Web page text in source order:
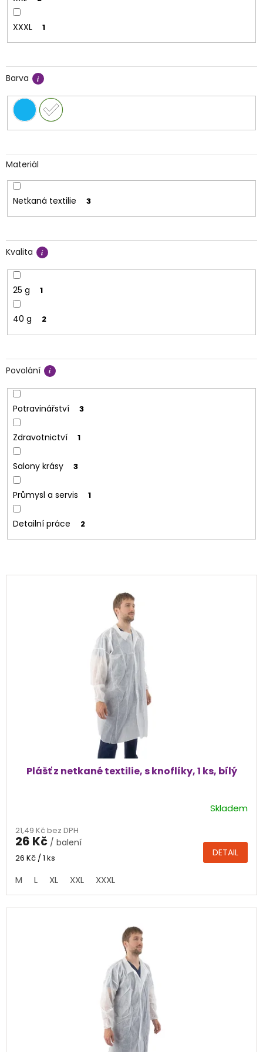
XXXL 1
Barva
Materiál
Netkaná textilie 3
Kvalita
25 g 1
40 g 2
Povolání
Potravinářství 3
Zdravotnictví 1
Salony krásy 3
Průmysl a servis 1
Detailní práce 2
V
Plášť z netkané textilie, s knoflíky, 1 ks, bílý
produktu
je
4,0
5
hvězdiček.
Skladem
21,49 Kč bez DPH
26 Kč / balení
Měrná
26 Kč / 1 ks DETAIL
M L XL XXL XXXL